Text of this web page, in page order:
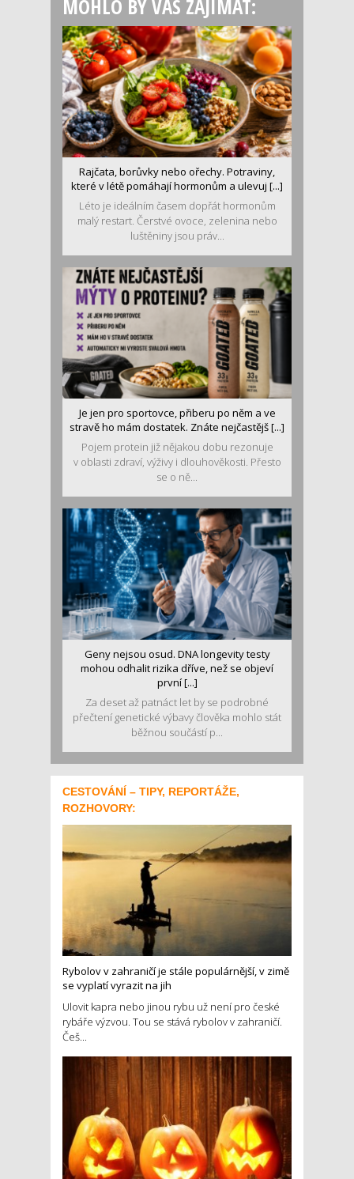
MOHLO BY VÁS ZAJÍMAT:
Rajčata, borůvky nebo ořechy. Potraviny,
které v létě pomáhají hormonům a ulevuj [...]
Léto je ideálním časem dopřát hormonům
malý restart. Čerstvé ovoce, zelenina nebo
luštěniny jsou práv...
Je jen pro sportovce, přiberu po něm a ve
stravě ho mám dostatek. Znáte nejčastějš [...]
Pojem protein již nějakou dobu rezonuje
v oblasti zdraví, výživy i dlouhověkosti. Přesto
se o ně...
Geny nejsou osud. DNA longevity testy
mohou odhalit rizika dříve, než se objeví
první [...]
Za deset až patnáct let by se podrobné
přečtení genetické výbavy člověka mohlo stát
běžnou součástí p...
CESTOVÁNÍ – TIPY, REPORTÁŽE,
ROZHOVORY:
Rybolov v zahraničí je stále populárnější, v zimě
se vyplatí vyrazit na jih
Ulovit kapra nebo jinou rybu už není pro české
rybáře výzvou. Tou se stává rybolov v zahraničí.
Češ...